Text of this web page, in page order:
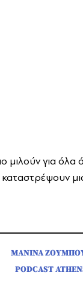
μιλούν για όλα
ΜΑΝΙΝΑ
PODCAST